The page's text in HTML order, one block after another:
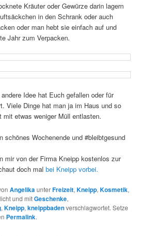
Kräuter oder Gewürze darin lagern
in den Schrank oder auch
oder man hebt sie einfach auf und
Jahr zum Verpacken.
Idee hat Euch gefallen oder für
Viele Dinge hat man ja im Haus und so
mit etwas weniger Müll entlasten.
schönes Wochenende und #bleibtgesund
mir von der Firma Kneipp kostenlos zur
doch malbei Kneipp vorbei.
AngelikaunterFreizeit,Kneipp,Kosmetik,
und mitGeschenke,
,Kneipp,kneippbadenverschlagwortet. Setze
Permalink.